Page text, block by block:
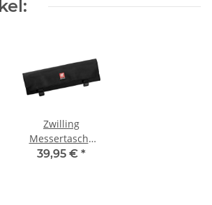
Zwilling
Messertasche
Nylon
39,95 € *